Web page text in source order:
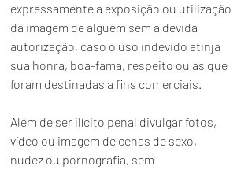
expressamente a exposição ou utilização
da imagem de alguém sem a devida
autorização, caso o uso indevido atinja
sua honra, boa-fama, respeito ou as que
foram destinadas a fins comerciais.
Além de ser ilícito penal divulgar fotos,
vídeo ou imagem de cenas de sexo,
nudez ou pornografia, sem